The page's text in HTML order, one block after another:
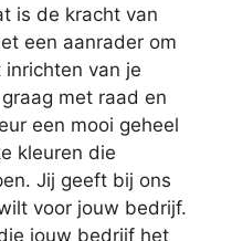
is de kracht van
een aanrader om
van je
met raad en
een mooi geheel
kleuren die
Jij geeft bij ons
voor jouw bedrijf.
jouw bedrijf het